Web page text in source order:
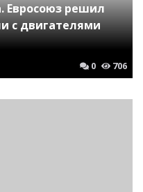
Евросоюз решил
с двигателями
0 706